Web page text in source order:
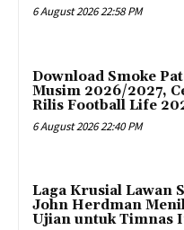
6 August 2026 22:58 PM
Download Smoke
Musim 2026/2027,
Rilis Football Life
6 August 2026 22:40 PM
Laga Krusial Lawan
John Herdman
Ujian untuk Timnas